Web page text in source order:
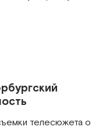
телесюжета о